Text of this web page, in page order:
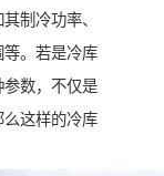
制冷功率、
。若是冷库
数，不仅是
这样的冷库